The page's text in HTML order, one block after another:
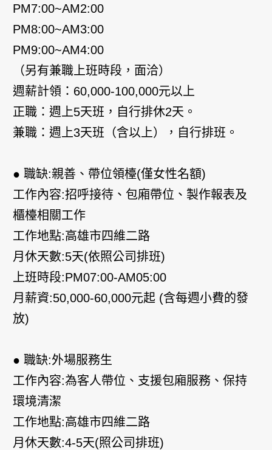
PM7:00~AM2:00
PM8:00~AM3:00
PM9:00~AM4:00
（另有兼職上班時段，面洽）
週薪計領：60,000-100,000元以上
正職：週上5天班，自行排休2天。
兼職：週上3天班（含以上），自行排班。
● 職缺:親善、帶位領檯(僅女性名額)
工作內容:招呼接待、包廂帶位、製作報表及
櫃檯相關工作
工作地點:高雄市四維二路
月休天數:5天(依照公司排班)
上班時段:PM07:00-AM05:00
月薪資:50,000-60,000元起 (含每週小費的發
放)
● 職缺:外場服務生
工作內容:為客人帶位、支援包廂服務、保持
環境清潔
工作地點:高雄市四維二路
月休天數:4-5天(照公司排班)